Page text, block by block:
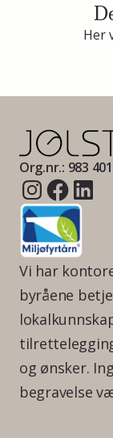
Her
Org.nr.: 983
Vi har
byråene
og ønsker.
begravelse